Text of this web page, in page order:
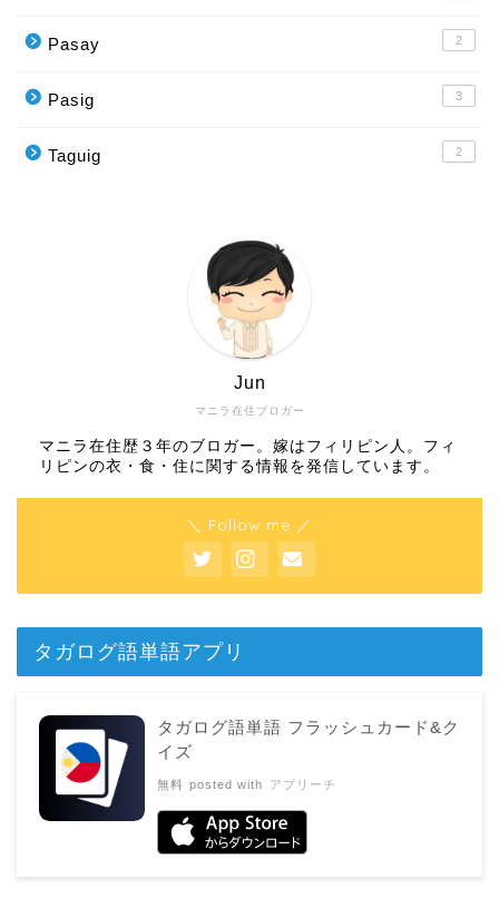
Pasay 2
Pasig 3
Taguig 2
マニラ在住ブロガー
Jun
マニラ在住歴３年のブロガー。嫁はフィリピン人。フィ
リピンの衣・食・住に関する情報を発信しています。
＼ Follow me ／
タガログ語単語アプリ
タガログ語単語 フラッシュカード&ク
イズ
無料 posted with アプリーチ